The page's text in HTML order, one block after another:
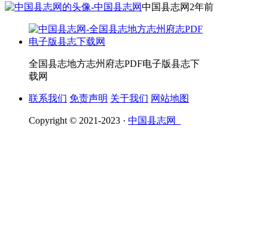
中国县志网 2年前
全国县志地方志州府志PDF电子版县志下
载网
联系我们 免责声明 关于我们 网站地图
Copyright © 2021-2023 · 中国县志网